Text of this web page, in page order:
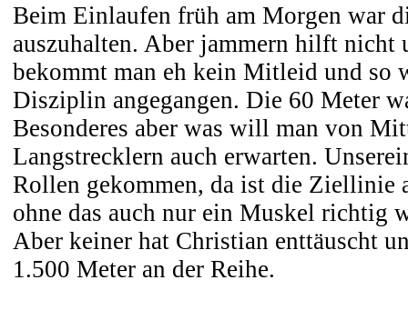
Beim Einlaufen früh am Morgen war
auszuhalten. Aber jammern hilft nicht
bekommt man eh kein Mitleid und so
Disziplin angegangen. Die 60 Meter
Besonderes aber was will man von
Langstrecklern auch erwarten.
Rollen gekommen, da ist die Ziellinie
ohne das auch nur ein Muskel richtig
Aber keiner hat Christian enttäuscht
1.500 Meter an der Reihe.